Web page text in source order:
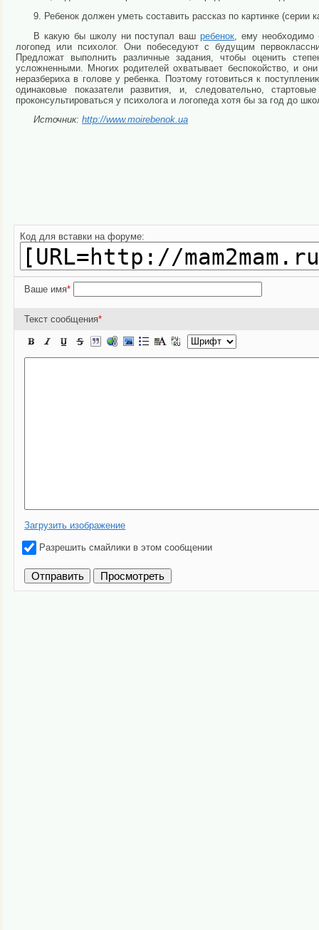
9. Ребенок должен уметь составить рассказ по картинке (серии
В какую бы школу ни поступал вашребенок , ему необходимо
логопед или психолог. Они побеседуют с будущим
Предложат выполнить различные задания, чтобы оценить
усложненными. Многих родителей охватывает беспокойство, и
неразбериха в голове у ребенка. Поэтому готовиться к
одинаковые показатели развития, и, следовательно,
проконсультироваться у психолога и логопеда хотя бы за год до
Источник: http://www.moirebenok.ua
Код для вставки на форуме:
Ваше имя*
Текст сообщения*
Загрузить изображение
Разрешить смайлики в этом сообщении